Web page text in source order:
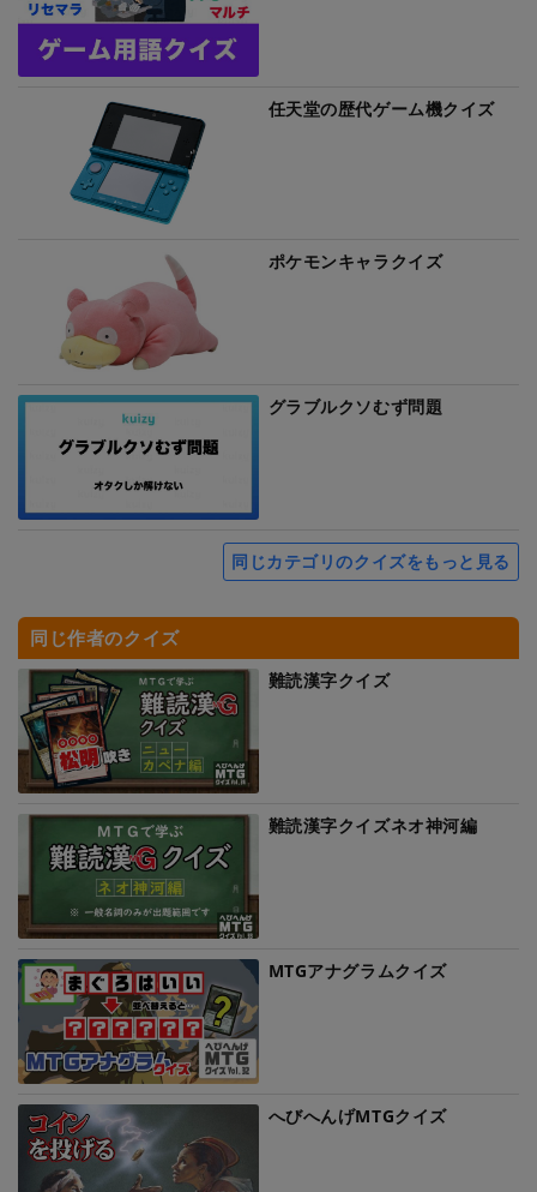
任天堂の歴代ゲーム機クイズ
ポケモンキャラクイズ
グラブルクソむず問題
同じカテゴリのクイズをもっと見る
同じ作者のクイズ
難読漢字クイズ
難読漢字クイズネオ神河編
MTGアナグラムクイズ
へびへんげMTGクイズ